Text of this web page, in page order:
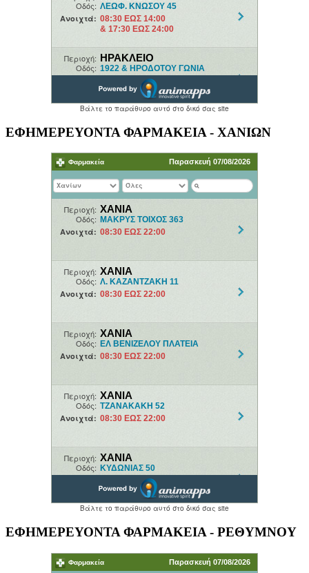
ΕΦΗΜΕΡΕΥΟΝΤΑ ΦΑΡΜΑΚΕΙΑ - ΧΑΝΙΩΝ
ΕΦΗΜΕΡΕΥΟΝΤΑ ΦΑΡΜΑΚΕΙΑ - ΡΕΘΥΜΝΟΥ